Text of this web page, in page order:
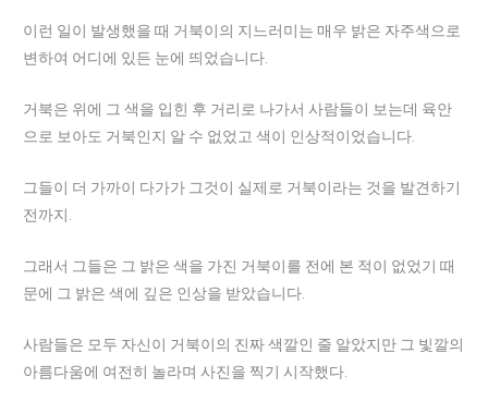
이런 일이 발생했을 때 거북이의 지느러미는 매우 밝은 자주색으로
변하여 어디에 있든 눈에 띄었습니다.
거북은 위에 그 색을 입힌 후 거리로 나가서 사람들이 보는데 육안
으로 보아도 거북인지 알 수 없었고 색이 인상적이었습니다.
그들이 더 가까이 다가가 그것이 실제로 거북이라는 것을 발견하기
전까지.
그래서 그들은 그 밝은 색을 가진 거북이를 전에 본 적이 없었기 때
문에 그 밝은 색에 깊은 인상을 받았습니다.
사람들은 모두 자신이 거북이의 진짜 색깔인 줄 알았지만 그 빛깔의
아름다움에 여전히 놀라며 사진을 찍기 시작했다.